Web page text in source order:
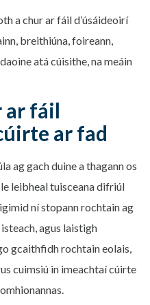
a chur ar fáil d’úsáideoirí
breithiúna, foireann,
atá cúisithe, na meáin
ar fáil
ar fad
ag gach duine a thagann os
leibheal tuisceana difriúl
ní stopann rochtain ag
agus laistigh
gcaithfidh rochtain eolais,
cuimsiú in imeachtaí cúirte